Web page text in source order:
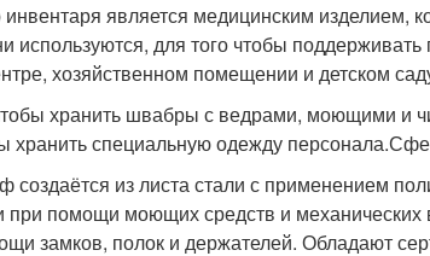
является медицинским изделием,
используются, для того чтобы поддерживать
хозяйственном помещении и детском
хранить швабры с ведрами, моющими и
хранить специальную одежду
создаётся из листа стали с применением
при помощи моющих средств и
замков, полок и держателей. Обладают